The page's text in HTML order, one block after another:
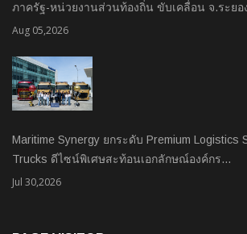
ภาครัฐ-หน่วยงานส่วนท้องถิ่น ขับเคลื่อน จ.ระยอ
Aug 05,2026
Maritime Synergy ยกระดับ Premium Logistics
Trucks ดีไซน์พิเศษสะท้อนเอกลักษณ์องค์กร…
Jul 30,2026